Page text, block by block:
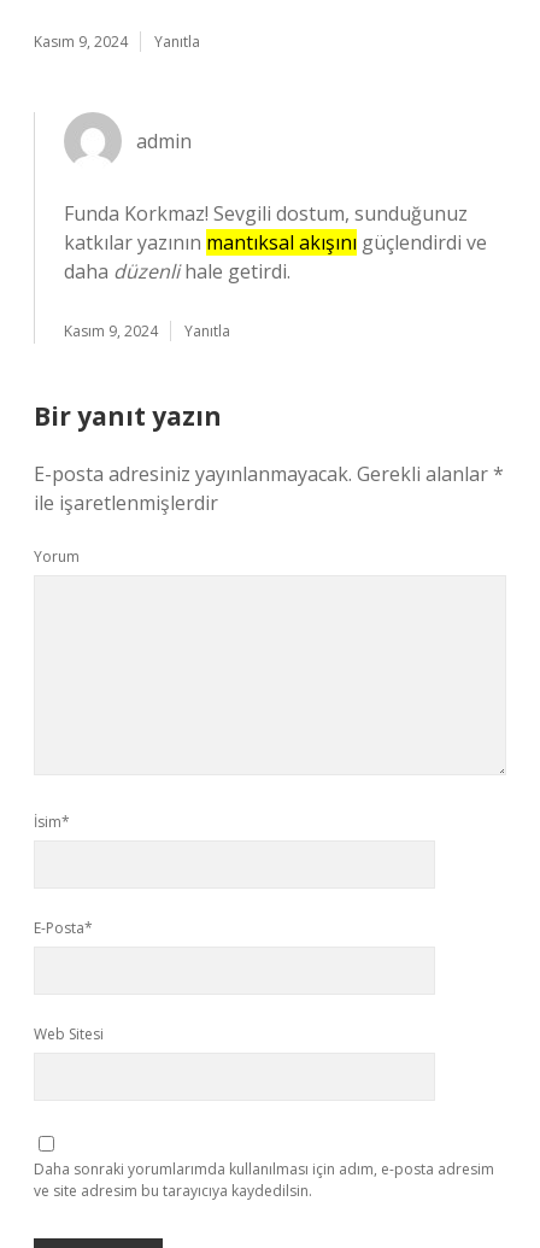
Kasım 9, 2024 Yanıtla
admin
Funda Korkmaz! Sevgili dostum, sunduğunuz
katkılar yazının mantıksal akışını güçlendirdi ve
daha düzenlihale getirdi.
Kasım 9, 2024 Yanıtla
Bir yanıt yazın
E-posta adresiniz yayınlanmayacak. Gerekli alanlar*
ile işaretlenmişlerdir
Yorum
İsim*
E-Posta*
Web Sitesi
Daha sonraki yorumlarımda kullanılması için adım, e-posta adresim
ve site adresim bu tarayıcıya kaydedilsin.